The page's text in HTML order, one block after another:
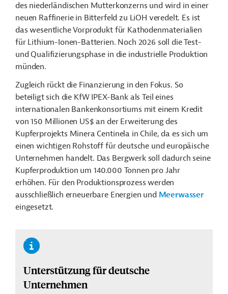
des niederländischen Mutterkonzerns und wird in einer
neuen Raffinerie in Bitterfeld zu LiOH veredelt. Es ist
das wesentliche Vorprodukt für Kathodenmaterialien
für Lithium-Ionen-Batterien. Noch 2026 soll die Test-
und Qualifizierungsphase in die industrielle Produktion
münden.
Zugleich rückt die Finanzierung in den Fokus. So
beteiligt sich die KfW IPEX-Bank als Teil eines
internationalen Bankenkonsortiums mit einem Kredit
von 150 Millionen US$ an der Erweiterung des
Kupferprojekts Minera Centinela in Chile, da es sich um
einen wichtigen Rohstoff für deutsche und europäische
Unternehmen handelt. Das Bergwerk soll dadurch seine
Kupferproduktion um 140.000 Tonnen pro Jahr
erhöhen. Für den Produktionsprozess werden
ausschließlich erneuerbare Energien und Meerwasser
eingesetzt.
Unterstützung für deutsche
Unternehmen